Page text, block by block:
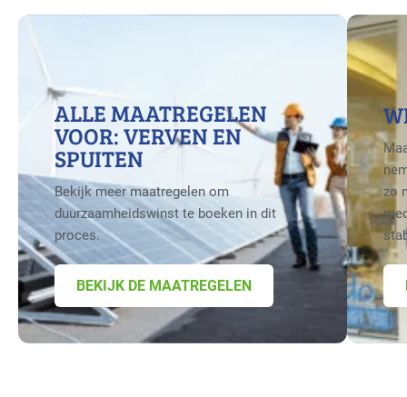
ALLE MAATREGELEN
VOOR: VERVEN EN
SPUITEN
Bekijk meer maatregelen om
duurzaamheidswinst te boeken in dit
proces.
BEKIJK DE MAATREGELEN
zo